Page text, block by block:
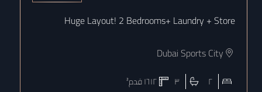
Huge Layout! 2 Bedrooms+ Laundry + Store
Dubai Sports City
٢ ٣ ١٦١٢قدم²